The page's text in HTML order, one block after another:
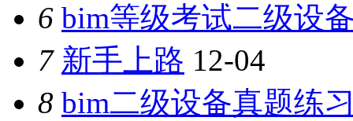
6 bim等级考试二级设
7 新手上路 12-04
8 bim二级设备真题练